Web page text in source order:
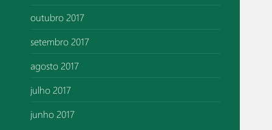
outubro 2017
setembro 2017
agosto 2017
julho 2017
junho 2017